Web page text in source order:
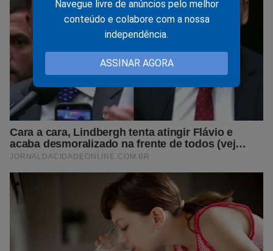
Navegue livre de anúncios pelo melhor
conteúdo e colabore com a nossa
independência.
ASSINAR AGORA